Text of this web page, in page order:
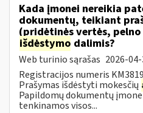
Kada įmonei nereikia
dokumentų, teikiant
(pridėtinės vertės, pelno
išdėstymo dalimis?
Web turinio sąrašas 2026-
Registracijos numeris
Prašymas išdėstyti mokesčių
Papildomų dokumentų
tenkinamos visos...